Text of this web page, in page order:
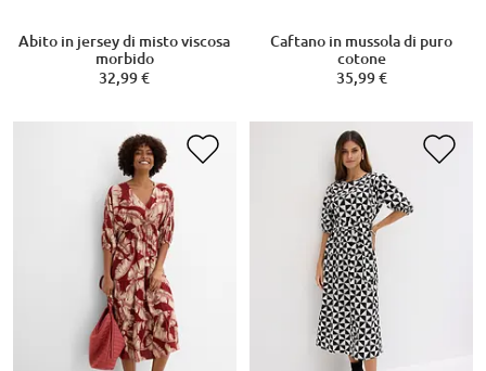
Abito in jersey di misto viscosa
morbido
32,99 €
Caftano in mussola di puro
cotone
35,99 €